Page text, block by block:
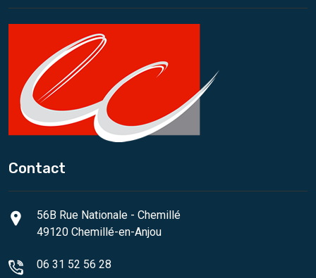
Contact
56B Rue Nationale - Chemillé
49120 Chemillé-en-Anjou
06 31 52 56 28